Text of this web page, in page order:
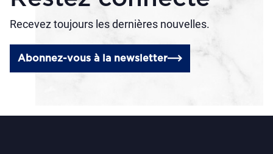
Recevez toujours les dernières nouvelles.
Abonnez-vous à la newsletter